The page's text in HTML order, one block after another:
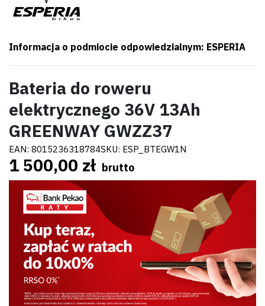
Informacja o podmiocie odpowiedzialnym: ESPERIA
Bateria do roweru
elektrycznego 36V 13Ah
GREENWAY GWZZ37
EAN: 8015236318784SKU: ESP_BTEGW1N
1 500,00 zł brutto